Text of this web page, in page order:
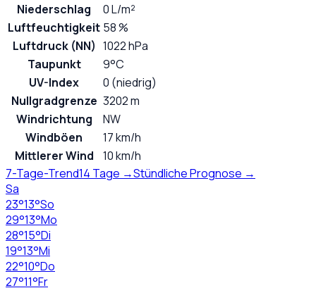
Niederschlag
0 L/m²
Luftfeuchtigkeit 58 %
Luftdruck (NN) 1022 hPa
Taupunkt
9°C
UV-Index
0 (niedrig)
Nullgradgrenze 3202 m
Windrichtung
NW
Windböen
17 km/h
Mittlerer Wind
10 km/h
7-Tage-Trend14 Tage →Stündliche Prognose →
Sa
23°13°So
29°13°Mo
28°15°Di
19°13°Mi
22°10°Do
27°11°Fr